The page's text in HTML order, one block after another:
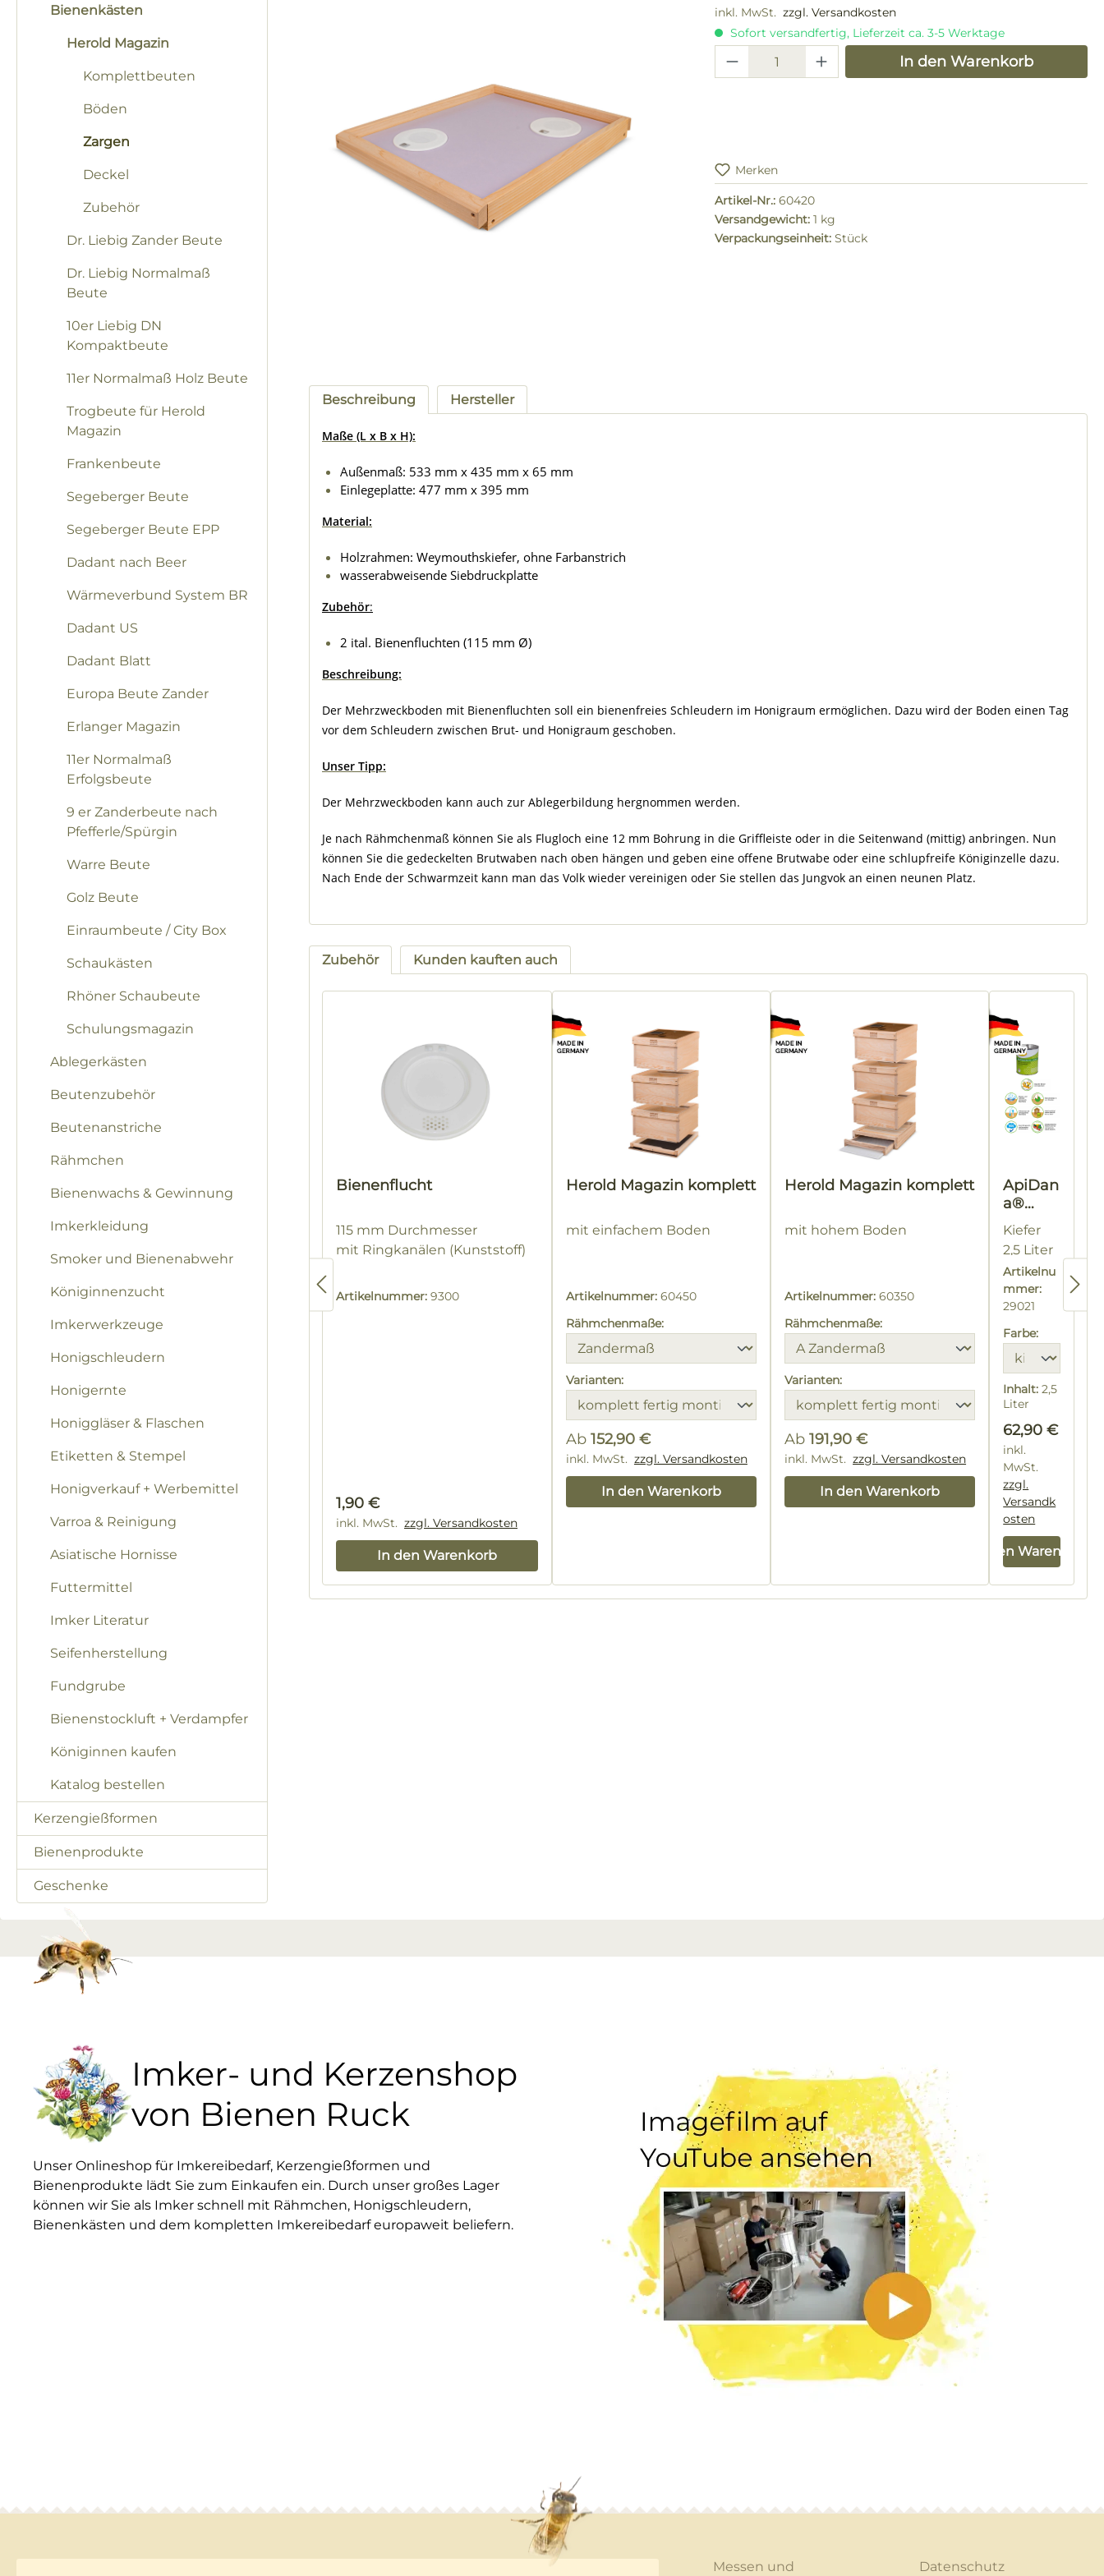
Bienenkästen
Herold Magazin
Komplettbeuten
Böden
Zargen
Deckel
Zubehör
Dr. Liebig Zander Beute
Dr. Liebig Normalmaß
Beute
10er Liebig DN
Kompaktbeute
11er Normalmaß Holz Beute
Trogbeute für Herold
Magazin
Frankenbeute
Segeberger Beute
Segeberger Beute EPP
Dadant nach Beer
Wärmeverbund System BR
Dadant US
Dadant Blatt
Europa Beute Zander
Erlanger Magazin
11er Normalmaß
Erfolgsbeute
9 er Zanderbeute nach
Pfefferle/Spürgin
Warre Beute
Golz Beute
Einraumbeute / City Box
Schaukästen
Rhöner Schaubeute
Schulungsmagazin
Ablegerkästen
Beutenzubehör
Beutenanstriche
Rähmchen
Bienenwachs & Gewinnung
Imkerkleidung
Smoker und Bienenabwehr
Königinnenzucht
Imkerwerkzeuge
Honigschleudern
Honigernte
Honiggläser & Flaschen
Etiketten & Stempel
Honigverkauf + Werbemittel
Varroa & Reinigung
Asiatische Hornisse
Futtermittel
Imker Literatur
Seifenherstellung
Fundgrube
Bienenstockluft + Verdampfer
Königinnen kaufen
Katalog bestellen
Kerzengießformen
Bienenprodukte
Geschenke
inkl. MwSt. zzgl. Versandkosten
Sofort versandfertig, Lieferzeit ca. 3-5 Werktage
Produkt Anzahl: Gib denIn den Warenkorb
Merken
Artikel-Nr.: 60420
Versandgewicht: 1 kg
Verpackungseinheit: Stück
Beschreibung Hersteller
Maße (L x B x H):
Außenmaß: 533 mm x 435 mm x 65 mm
Einlegeplatte: 477 mm x 395 mm
Material:
Holzrahmen: Weymouthskiefer, ohne Farbanstrich
wasserabweisende Siebdruckplatte
Zubehör:
2 ital. Bienenfluchten (115 mm Ø)
Beschreibung:
Der Mehrzweckboden mit Bienenfluchten soll ein bienenfreies Schleudern im Honigraum ermöglichen. Dazu wird der Boden einen Tag
vor dem Schleudern zwischen Brut- und Honigraum geschoben.
Unser Tipp:
Der Mehrzweckboden kann auch zur Ablegerbildung hergnommen werden.
Je nach Rähmchenmaß können Sie als Flugloch eine 12 mm Bohrung in die Griffleiste oder in die Seitenwand (mittig) anbringen. Nun
können Sie die gedeckelten Brutwaben nach oben hängen und geben eine offene Brutwabe oder eine schlupfreife Königinzelle dazu.
Nach Ende der Schwarmzeit kann man das Volk wieder vereinigen oder Sie stellen das Jungvok an einen neunen Platz.
Zubehör Kunden kauften auch
Produktgalerie überspringen
Bienenflucht
115 mm Durchmesser
mit Ringkanälen (Kunststoff)
Artikelnummer: 9300
Regulärer Preis:
1,90 €
inkl. MwSt. zzgl. Versandkosten
In den Warenkorb
Herold Magazin komplett
mit einfachem Boden
Artikelnummer: 60450
Rähmchenmaße:
Varianten:
Ab 152,90 €
Regulärer Preis:
inkl. MwSt. zzgl. Versandkosten
In den Warenkorb
Herold Magazin komplett
mit hohem Boden
Artikelnummer:60350
Rähmchenmaße:
Varianten:
Ab191,90 €
Regulärer Preis:
inkl. MwSt. zzgl. Versandkosten
In den Warenkorb
ApiDan
a®
Beuten
schutz-
Lasur
Kiefer
2,5 Liter
Artikelnu
mmer:
29021
Farbe:
Inhalt:2,5
Liter
1 Liter)
Regulärer
62,90 €
inkl.
MwSt.
zzgl.
Versandk
osten
In den Warenkorb
Imker- und Kerzenshop
von Bienen Ruck
Unser Onlineshop für Imkereibedarf, Kerzengießformen und
Bienenprodukte lädt Sie zum Einkaufen ein. Durch unser großes Lager
können wir Sie als Imker schnell mit Rähmchen, Honigschleudern,
Bienenkästen und dem kompletten Imkereibedarf europaweit beliefern.
Messen und
Datenschutz